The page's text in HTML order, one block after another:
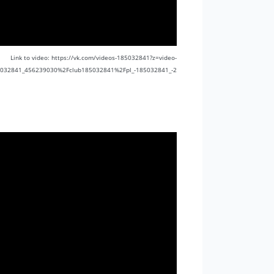
Link to video: https://vk.com/videos-185032841?z=video-
185032841_-2